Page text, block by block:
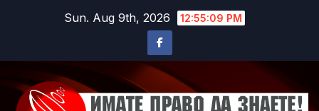
Sun. Aug 9th, 2026 12:55:11 PM